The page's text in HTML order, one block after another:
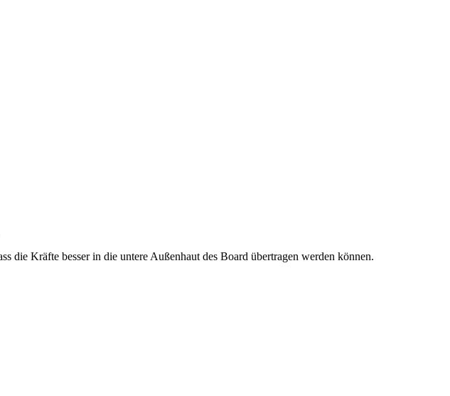
die Kräfte besser in die untere Außenhaut des Board übertragen werden können.